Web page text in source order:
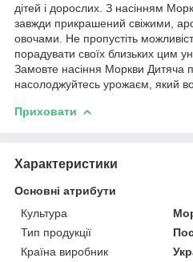
дітей і дорослих. З насінням
завжди прикрашений свіжими,
овочами. Не пропустіть
порадувати своїх близьких цим
Замовте насіння Моркви Дитяча
насолоджуйтесь урожаєм, який
Приховати
Характеристики
Основні атрибути
Культура
Тип продукції
Країна виробник